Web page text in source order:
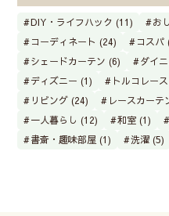
DIY・ライフハック (11) お
コーディネート (24)
コスパ
シェードカーテン (6)
ダイ
ディズニー (1)
トルコレー
リビング (24)
レースカーテ
一人暮らし (12)
和室 (1)
書斎・趣味部屋 (1)
洗濯 (5)